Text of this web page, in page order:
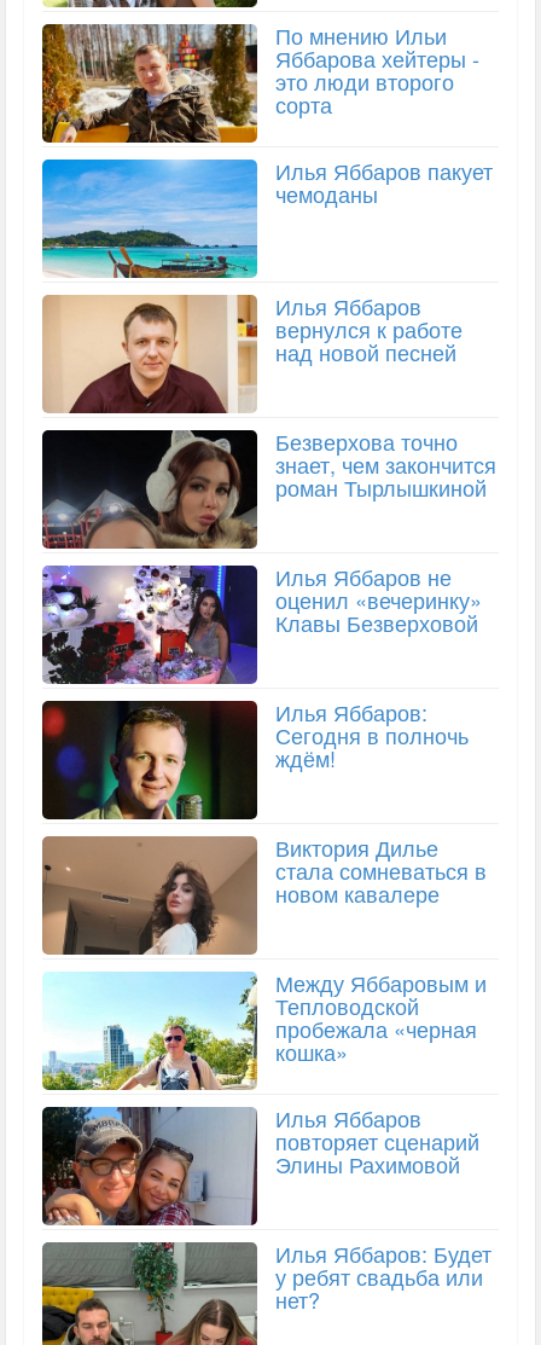
По мнению Ильи
Яббарова хейтеры -
это люди второго
сорта
Илья Яббаров пакует
чемоданы
Илья Яббаров
вернулся к работе
над новой песней
Безверхова точно
знает, чем закончится
роман Тырлышкиной
Илья Яббаров не
оценил «вечеринку»
Клавы Безверховой
Илья Яббаров:
Сегодня в полночь
ждём!
Виктория Дилье
стала сомневаться в
новом кавалере
Между Яббаровым и
Тепловодской
пробежала «черная
кошка»
Илья Яббаров
повторяет сценарий
Элины Рахимовой
Илья Яббаров: Будет
у ребят свадьба или
нет?